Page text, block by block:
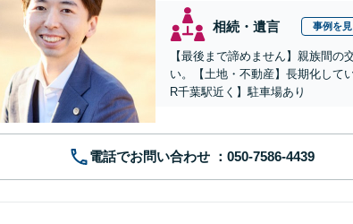
相続・遺言 事例を
【最後まで諦めません】親族間
い。【土地・不動産】長期化して
R千葉駅近く】駐車場あり
電話でお問い合わせ